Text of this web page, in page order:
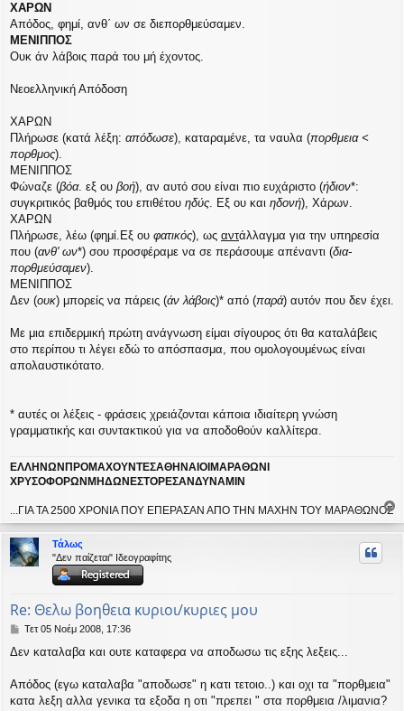
ΧΑΡΩΝ
Απόδος, φημί, ανθ΄ ων σε διεπορθμεύσαμεν.
ΜΕΝΙΠΠΟΣ
Ουκ άν λάβοις παρά του μή έχοντος.
Νεοελληνική Απόδοση
ΧΑΡΩΝ
Πλήρωσε (κατά λέξη: απόδωσε), καταραμένε, τα ναυλα (πορθμεια <
πορθμος).
ΜΕΝΙΠΠΟΣ
Φώναζε (βόα. εξ ου βοή), αν αυτό σου είναι πιο ευχάριστο (ήδιον*:
συγκριτικός βαθμός του επιθέτου ηδύς. Εξ ου και ηδονή), Χάρων.
ΧΑΡΩΝ
Πλήρωσε, λέω (φημί.Εξ ου φατικός), ως αντάλλαγμα για την υπηρεσία
που (ανθ' ων*) σου προσφέραμε να σε περάσουμε απέναντι (δια-
πορθμεύσαμεν).
ΜΕΝΙΠΠΟΣ
Δεν (ουκ) μπορείς να πάρεις (άν λάβοις)* από (παρά) αυτόν που δεν έχει.
Με μια επιδερμική πρώτη ανάγνωση είμαι σίγουρος ότι θα καταλάβεις
στο περίπου τι λέγει εδώ το απόσπασμα, που ομολογουμένως είναι
απολαυστικότατο.
* αυτές οι λέξεις - φράσεις χρειάζονται κάποια ιδιαίτερη γνώση
γραμματικής και συντακτικού για να αποδοθούν καλλίτερα.
ΕΛΛΗΝΩΝΠΡΟΜΑΧΟΥΝΤΕΣΑΘΗΝΑΙΟΙΜΑΡΑΘΩΝΙ
ΧΡΥΣΟΦΟΡΩΝΜΗΔΩΝΕΣΤΟΡΕΣΑΝΔΥΝΑΜΙΝ
...ΓΙΑ ΤΑ 2500 ΧΡΟΝΙΑ ΠΟΥ ΕΠΕΡΑΣΑΝ ΑΠΟ ΤΗΝ ΜΑΧΗΝ ΤΟΥ ΜΑΡΑΘΩΝΟΣ
ρ
Τάλως
"Δεν παίζεται" Ιδεογραφίτης
Re: Θελω βοηθεια κυριοι/κυριες μου
Δ
μ
σ
ί
Τετ 05 Νοέμ 2008, 17:36
Δεν καταλαβα και ουτε καταφερα να αποδωσω τις εξης λεξεις...
Απόδος (εγω καταλαβα "αποδωσε" η κατι τετοιο..) και οχι τα "πορθμεια"
κατα λεξη αλλα γενικα τα εξοδα η οτι "πρεπει " στα πορθμεια /λιμανια?